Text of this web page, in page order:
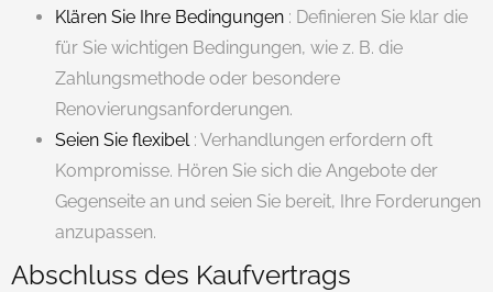
Klären Sie Ihre Bedingungen : Definieren Sie klar die
für Sie wichtigen Bedingungen, wie z. B. die
Zahlungsmethode oder besondere
Renovierungsanforderungen.
Seien Sie flexibel: Verhandlungen erfordern oft
Kompromisse. Hören Sie sich die Angebote der
Gegenseite an und seien Sie bereit, Ihre Forderungen
anzupassen.
Abschluss des Kaufvertrags